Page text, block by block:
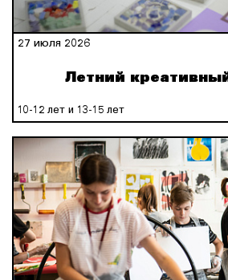
27 июля 2026
10-12 лет и 13-15 лет
Летний